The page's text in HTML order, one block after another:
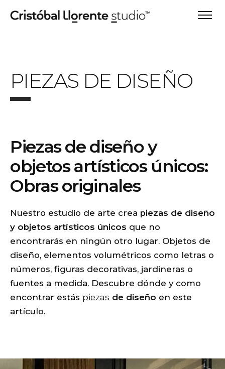
PIEZAS DE DISEÑO
Piezas de diseño y
objetos artísticos únicos:
Obras originales
Nuestro estudio de arte crea piezas de diseño
y objetos artísticos únicos que no
encontrarás en ningún otro lugar. Objetos de
diseño, elementos volumétricos como letras o
números, figuras decorativas, jardineras o
fuentes a medida. Descubre dónde y como
encontrar estás piezas de diseño en este
artículo.